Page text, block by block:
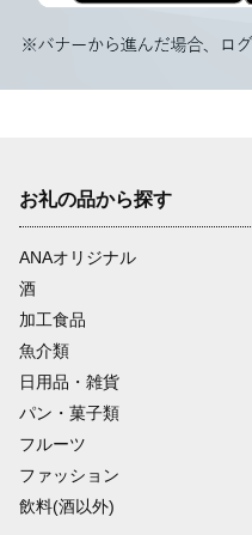
お礼の品から探す
ANAオリジナル
酒
加工食品
魚介類
日用品・雑貨
パン・菓子類
フルーツ
ファッション
飲料(酒以外)